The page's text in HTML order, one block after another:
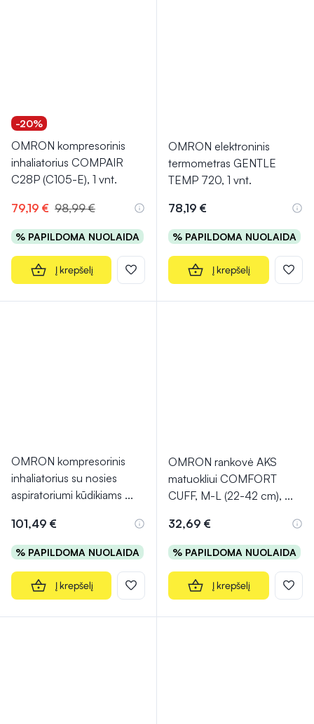
-20%
OMRON kompresorinis
inhaliatorius COMPAIR
C28P (C105-E), 1 vnt.
79,19 € 98,99 €
% PAPILDOMA NUOLAIDA
Į krepšelį
OMRON elektroninis
termometras GENTLE
TEMP 720, 1 vnt.
78,19 €
% PAPILDOMA NUOLAIDA
Į krepšelį
OMRON kompresorinis
inhaliatorius su nosies
aspiratoriumi kūdikiams ...
101,49 €
% PAPILDOMA NUOLAIDA
Į krepšelį
OMRON rankovė AKS
matuokliui COMFORT
CUFF, M-L (22-42 cm), ...
32,69 €
% PAPILDOMA NUOLAIDA
Į krepšelį